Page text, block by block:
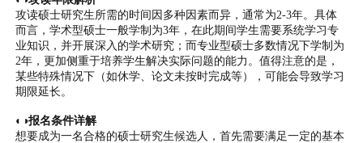
攻读硕士研究生所需的时间因多种因素而异，通常为2-3年。具体
而言，学术型硕士一般学制为3年，在此期间学生需要系统学习专
业知识，并开展深入的学术研究；而专业型硕士多数情况下学制为
2年，更加侧重于培养学生解决实际问题的能力。值得注意的是，
某些特殊情况下（如休学、论文未按时完成等），可能会导致学习
期限延长。
◐◑报名条件详解
想要成为一名合格的硕士研究生候选人，首先需要满足一定的基本